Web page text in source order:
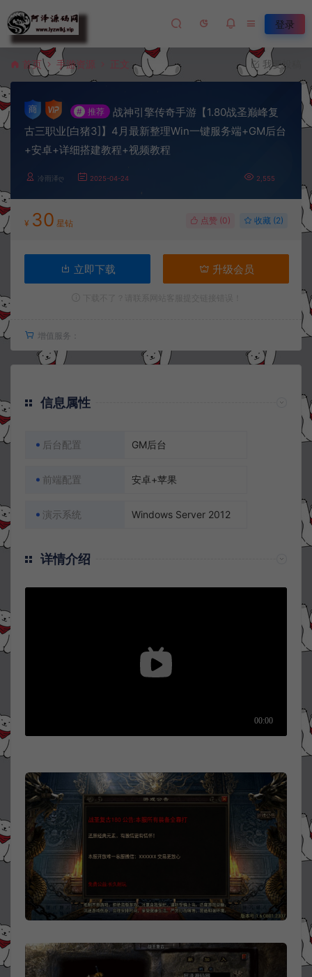
登录
首页 手游资源 正文 我要投稿
# 推荐
战神引擎传奇手游【1.80战圣巅峰复
古三职业[白猪3]】4月最新整理Win一键服务端+GM后台
+安卓+详细搭建教程+视频教程
冷雨泽ღ 2025-04-24 2,555
¥ 30 星钻 点赞 (0) 收藏 (2)
立即下载 升级会员
增值服务：
信息属性
后台配置 GM后台
前端配置 安卓+苹果
演示系统 Windows Server 2012
详情介绍